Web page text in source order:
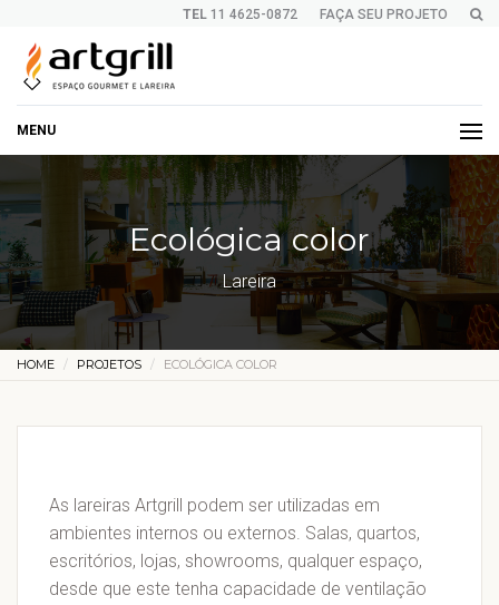
TEL 11 4625-0872 FAÇA SEU PROJETO
MENU
Ecológica color
Lareira
HOME PROJETOS ECOLÓGICA COLOR
As lareiras Artgrill podem ser utilizadas em
ambientes internos ou externos. Salas, quartos,
escritórios, lojas, showrooms, qualquer espaço,
desde que este tenha capacidade de ventilação